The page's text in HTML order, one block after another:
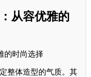
从容优雅的
整体造型的气质。其